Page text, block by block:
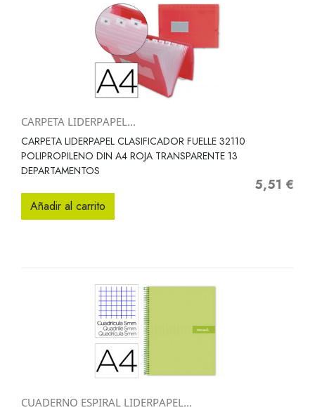
CARPETA LIDERPAPEL...
CARPETA LIDERPAPEL CLASIFICADOR FUELLE 32110
POLIPROPILENO DIN A4 ROJA TRANSPARENTE 13
DEPARTAMENTOS
Precio
5,51 €
Añadir al carrito
CUADERNO ESPIRAL LIDERPAPEL...